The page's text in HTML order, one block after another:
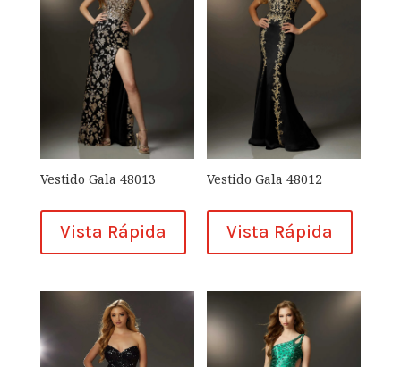
Vestido Gala 48013
Vista Rápida
Vestido Gala 48012
Vista Rápida